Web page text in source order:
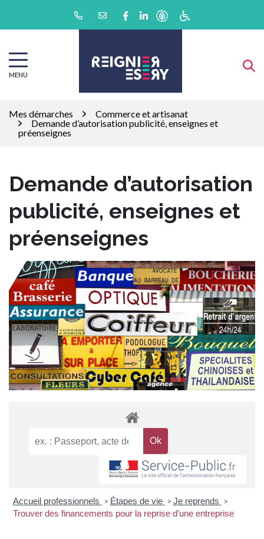
Lien vers le compte Facebook
Lien vers le compte Linkedin
MENU
Mes démarches
Commerce et artisanat
Demande d’autorisation publicité, enseignes et
préenseignes
Demande d’autorisation
publicité, enseignes et
préenseignes
Accueil professionnels > Étapes de vie > Je reprends >
Trouver des financements pour la reprise d’une entreprise